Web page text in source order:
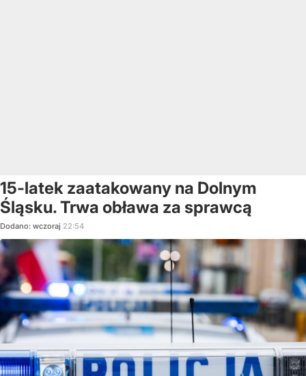
15-latek zaatakowany na Dolnym
Śląsku. Trwa obława za sprawcą
Dodano: wczoraj 22:54